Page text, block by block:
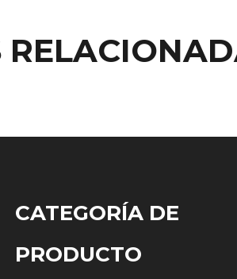
CATEGORÍA DE
PRODUCTO